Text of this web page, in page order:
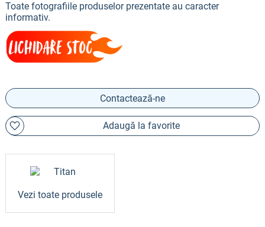
Toate fotografiile produselor prezentate au caracter
informativ.
Contactează-ne
Adaugă la favorite
Vezi toate produsele